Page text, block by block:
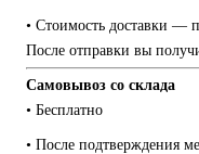
• Стоимость доставки —
После отправки вы
Самовывоз со склада
• Бесплатно
• После подтверждения